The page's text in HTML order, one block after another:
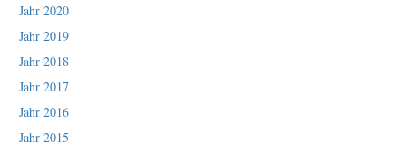
Jahr 2020
Jahr 2019
Jahr 2018
Jahr 2017
Jahr 2016
Jahr 2015